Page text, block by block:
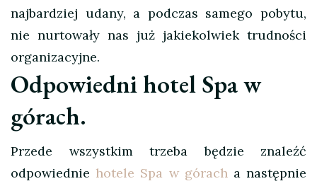
najbardziej udany, a podczas samego pobytu,
nie nurtowały nas już jakiekolwiek trudności
organizacyjne.
Odpowiedni hotel Spa w
górach.
Przede wszystkim trzeba będzie znaleźć
odpowiednie hotele Spa w góracha następnie